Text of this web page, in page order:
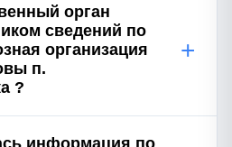
орган
сведений по
организация
п.
?
+
информация по